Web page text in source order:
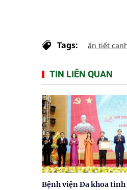
Tags: ăn tiết
TIN LIÊN QUAN
Bệnh viện Đa khoa tỉnh